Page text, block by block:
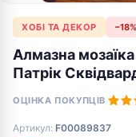
ХОБІ ТА ДЕКОР −18%
Алмазна
Патрік
ОЦІНКА ПОКУПЦІВ
Артикул: F00089837